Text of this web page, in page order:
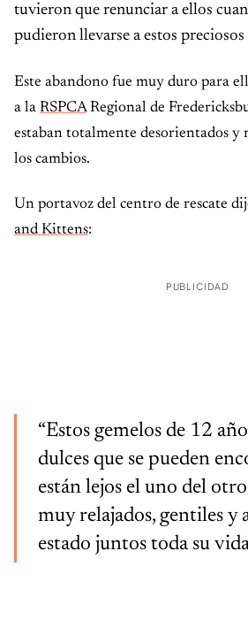
tuvieron que renunciar a ellos
pudieron llevarse a estos preciosos
Este abandono fue muy duro para
a la RSPCARegional de
estaban totalmente desorientados y
los cambios.
Un portavoz del centro de rescate
and Kittens:
PUBLICIDAD
“Estos gemelos de 12
dulces que se pueden
están lejos el uno del
muy relajados, gentiles y
estado juntos toda su